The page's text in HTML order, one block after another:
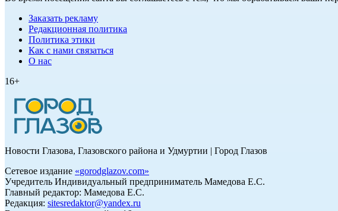
Заказать рекламу
Редакционная политика
Политика этики
Как с нами связаться
О нас
16+
Новости Глазова, Глазовского района и Удмуртии | Город Глазов
Сетевое издание «gorodglazov.com»
Учредитель Индивидуальный предприниматель Мамедова Е.С.
Главный редактор: Мамедова Е.С.
Редакция: sitesredaktor@yandex.ru